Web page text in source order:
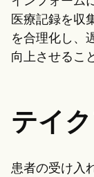
医療記録を収
を合理化し、
向上させるこ
テイ
患者の受け入